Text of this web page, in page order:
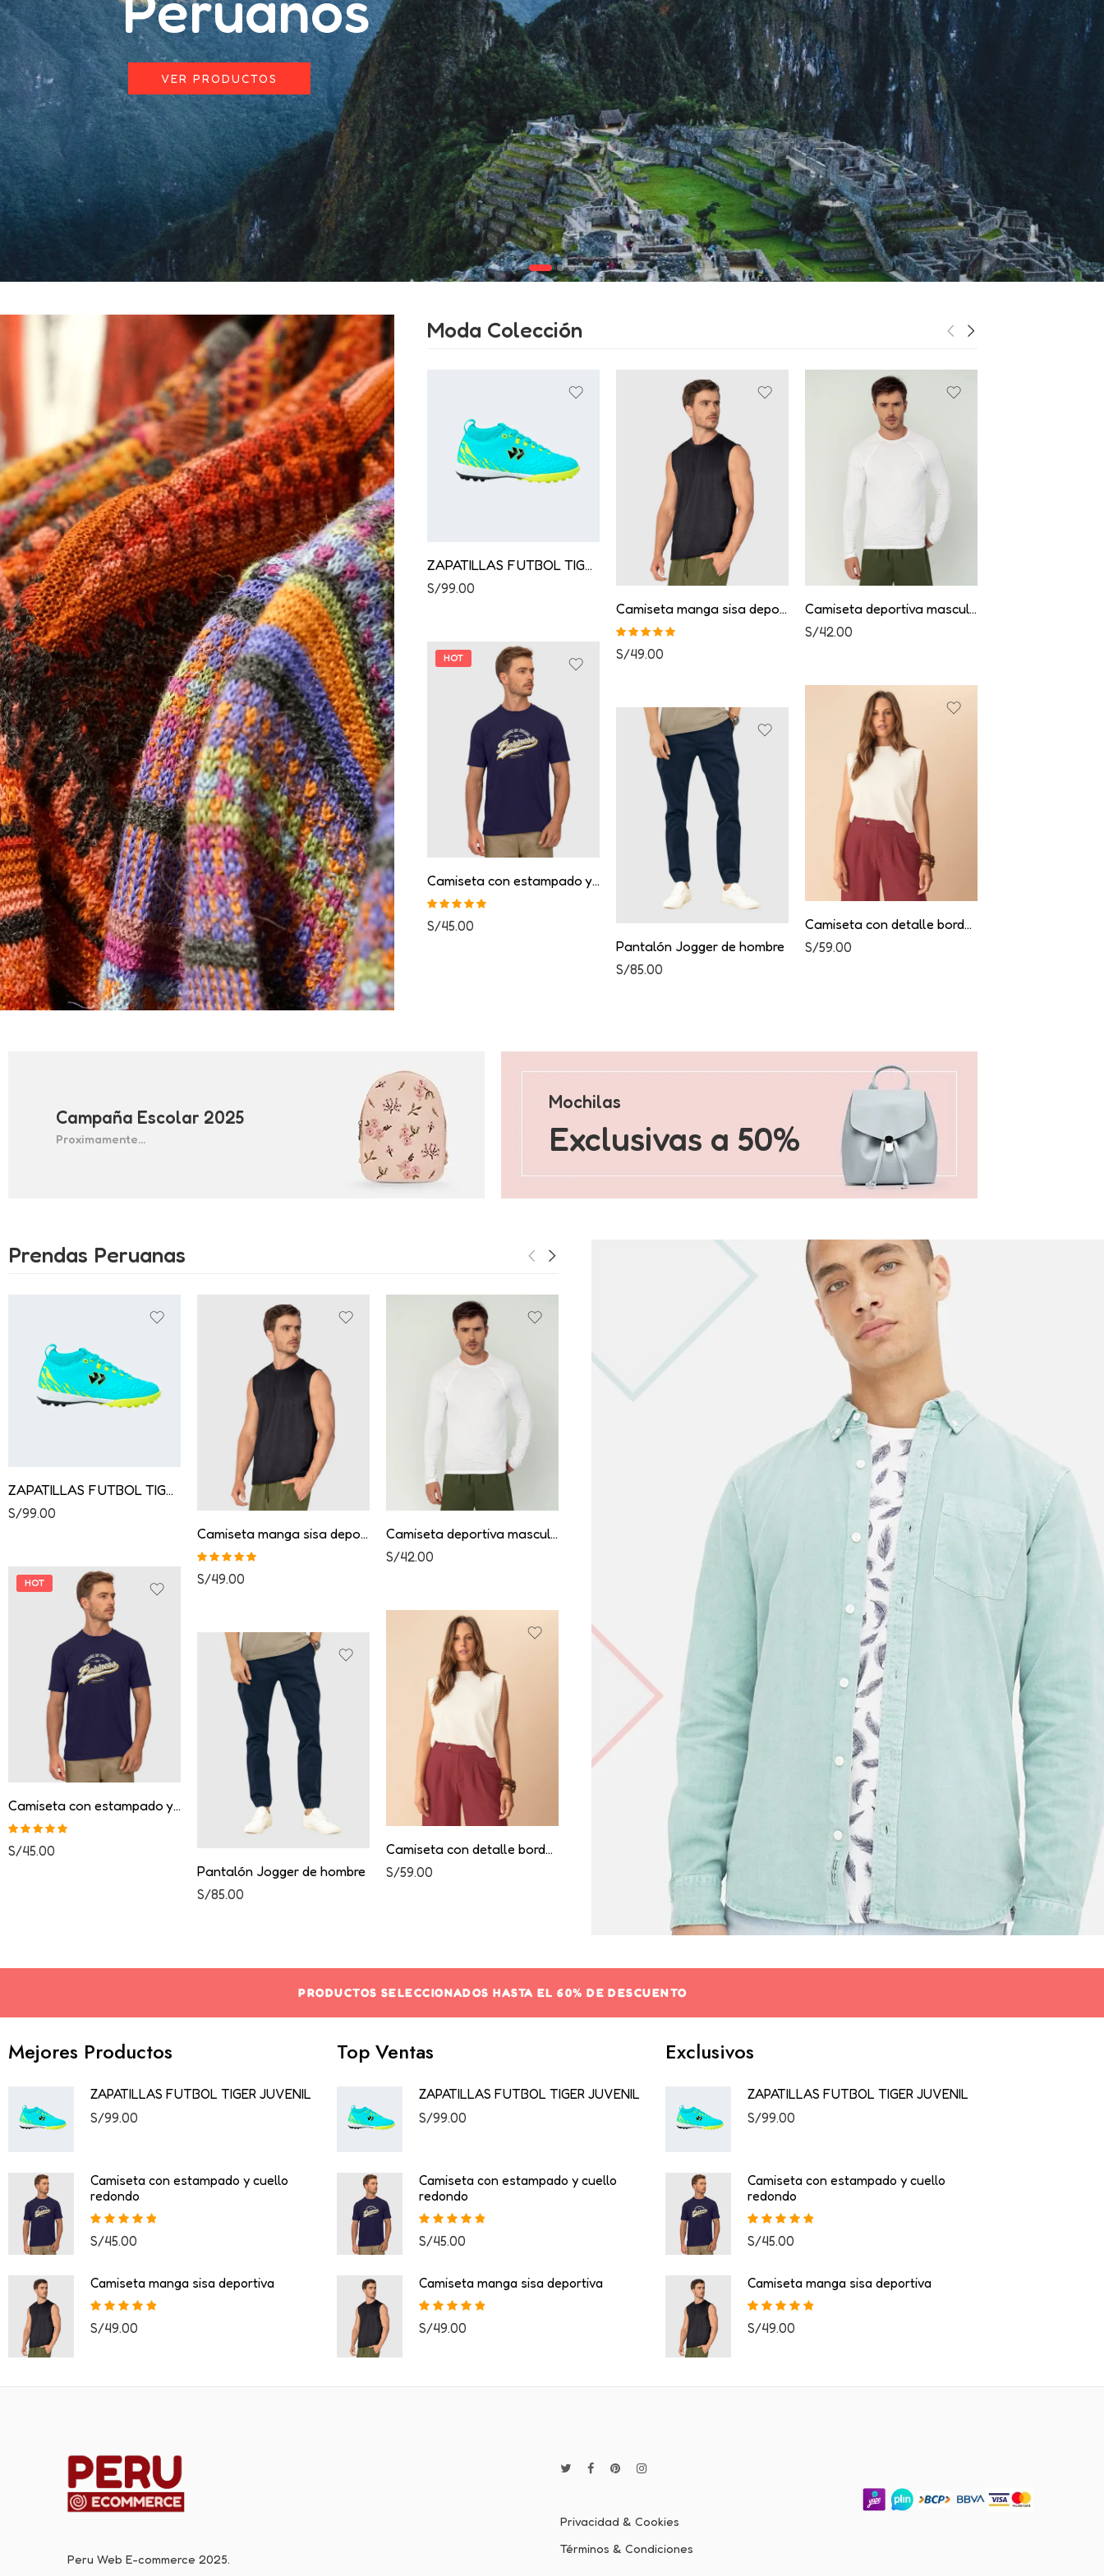
VER PRODUCTOS
Moda Colección
ZAPATILLAS FUTBOL TIGER JUVENIL
S/99.00
HOT
Camiseta con estampado y cuello redondo
Valorado con
5.00de 5
S/45.00
Camiseta manga sisa deportiva
Valorado con
5.00de 5
S/49.00
Pantalón Jogger de hombre
S/85.00
Camiseta deportiva masculina manga larga
S/42.00
Camiseta con detalle bordado en mangas
S/59.00
Campaña Escolar 2025
Proximamente...
Mochilas
Exclusivas a 50%
Prendas Peruanas
ZAPATILLAS FUTBOL TIGER JUVENIL
S/99.00
HOT
Camiseta con estampado y cuello redondo
Valorado con
5.00de 5
S/45.00
Camiseta manga sisa deportiva
Valorado con
5.00de 5
S/49.00
Pantalón Jogger de hombre
S/85.00
Camiseta deportiva masculina manga larga
S/42.00
Camiseta con detalle bordado en mangas
S/59.00
PRODUCTOS SELECCIONADOS HASTA EL 60% DE DESCUENTO
Mejores Productos
ZAPATILLAS FUTBOL TIGER JUVENIL
S/99.00
Camiseta con estampado y cuello
redondo
Valorado con
5.00de 5
S/45.00
Camiseta manga sisa deportiva
Valorado con
5.00de 5
S/49.00
Top Ventas
ZAPATILLAS FUTBOL TIGER JUVENIL
S/99.00
Camiseta con estampado y cuello
redondo
Valorado con
5.00de 5
S/45.00
Camiseta manga sisa deportiva
Valorado con
5.00de 5
S/49.00
Exclusivos
ZAPATILLAS FUTBOL TIGER JUVENIL
S/99.00
Camiseta con estampado y cuello
redondo
Valorado con
5.00de 5
S/45.00
Camiseta manga sisa deportiva
Valorado con
5.00de 5
S/49.00
Peru Web E-commerce 2025.
Privacidad & Cookies
Términos & Condiciones